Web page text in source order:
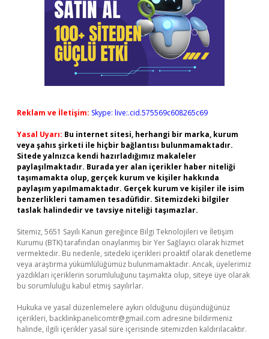
Reklam ve İletişim: Skype: live:.cid.575569c608265c69
Yasal Uyarı: Bu internet sitesi, herhangi bir marka, kurum
veya şahıs şirketi ile hiçbir bağlantısı bulunmamaktadır.
Sitede yalnızca kendi hazırladığımız makaleler
paylaşılmaktadır. Burada yer alan içerikler haber niteliği
taşımamakta olup, gerçek kurum ve kişiler hakkında
paylaşım yapılmamaktadır. Gerçek kurum ve kişiler ile isim
benzerlikleri tamamen tesadüfidir. Sitemizdeki bilgiler
taslak halindedir ve tavsiye niteliği taşımazlar.
Sitemiz, 5651 Sayılı Kanun gereğince Bilgi Teknolojileri ve İletişim
Kurumu (BTK) tarafından onaylanmış bir Yer Sağlayıcı olarak hizmet
vermektedir. Bu nedenle, sitedeki içerikleri proaktif olarak denetleme
veya araştırma yükümlülüğümüz bulunmamaktadır. Ancak, üyelerimiz
yazdıkları içeriklerin sorumluluğunu taşımakta olup, siteye üye olarak
bu sorumluluğu kabul etmiş sayılırlar.
Hukuka ve yasal düzenlemelere aykırı olduğunu düşündüğünüz
içerikleri, backlinkpanelicomtr@gmail.com adresine bildirmeniz
halinde, ilgili içerikler yasal süre içerisinde sitemizden kaldırılacaktır.